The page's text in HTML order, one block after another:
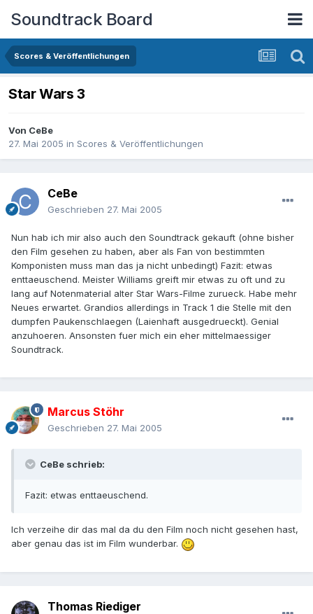
Soundtrack Board
Scores & Veröffentlichungen
Star Wars 3
Von CeBe
27. Mai 2005 in Scores & Veröffentlichungen
CeBe
Geschrieben 27. Mai 2005
Nun hab ich mir also auch den Soundtrack gekauft (ohne bisher
den Film gesehen zu haben, aber als Fan von bestimmten
Komponisten muss man das ja nicht unbedingt) Fazit: etwas
enttaeuschend. Meister Williams greift mir etwas zu oft und zu
lang auf Notenmaterial alter Star Wars-Filme zurueck. Habe mehr
Neues erwartet. Grandios allerdings in Track 1 die Stelle mit den
dumpfen Paukenschlaegen (Laienhaft ausgedrueckt). Genial
anzuhoeren. Ansonsten fuer mich ein eher mittelmaessiger
Soundtrack.
Marcus Stöhr
Geschrieben 27. Mai 2005
CeBe schrieb:
Fazit: etwas enttaeuschend.
Ich verzeihe dir das mal da du den Film noch nicht gesehen hast,
aber genau das ist im Film wunderbar.
Thomas Riediger